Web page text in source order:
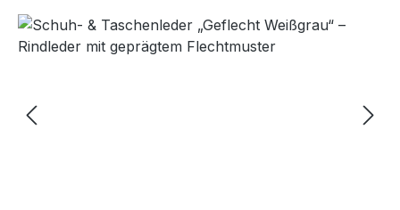
Bildergalerie überspringen